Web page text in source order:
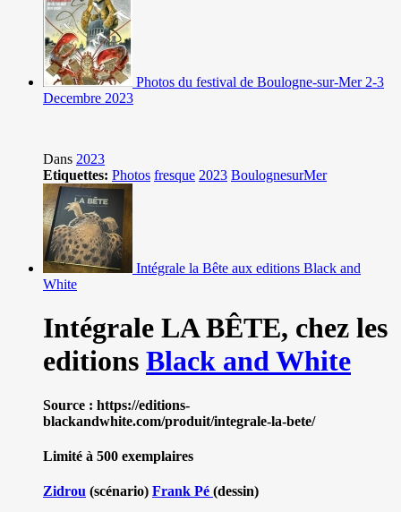
Photos du festival de Boulogne-sur-Mer 2-3
Decembre 2023
Dans 2023
Etiquettes: Photos fresque 2023 BoulognesurMer
Intégrale la Bête aux editions Black and
White
Intégrale LA BÊTE, chez les
editions Black and White
Source : https://editions-
blackandwhite.com/produit/integrale-la-bete/
Limité à 500 exemplaires
Zidrou (scénario) Frank Pé (dessin)